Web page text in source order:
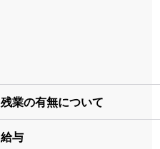
残業の有無について
給与